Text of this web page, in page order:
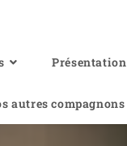
Présentation
autres compagnons